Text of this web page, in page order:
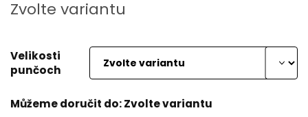
Měrná
cena:
Zvolte variantu
Velikosti
punčoch
Můžeme doručit do:Zvolte variantu